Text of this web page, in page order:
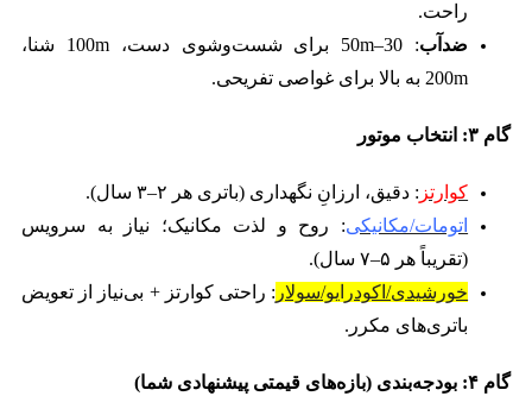
راحت.
ضدآب
: 30–50m برای شست‌وشوی دست، 100m شنا،
200m به بالا برای غواصی تفریحی.
گام ۳: انتخاب موتور
کوارتز : دقیق، ارزانِ نگهداری (باتری هر ۲–۳ سال).
اتومات/مکانیکی: روح و لذت مکانیک؛ نیاز به سرویس
(تقریباً هر ۵–۷ سال).
خورشیدی/اکو‌درایو/سولار : راحتی کوارتز + بی‌نیاز از تعویض
باتری‌های مکرر.
گام ۴: بودجه‌بندی (بازه‌های قیمتی پیشنهادی شما)